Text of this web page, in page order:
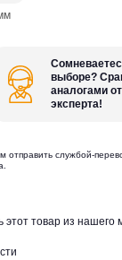
выборе?
аналогами от
эксперта!
службой-
товар из нашего